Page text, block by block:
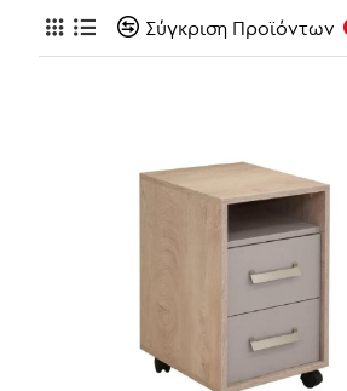
Σύγκριση Προϊόντων